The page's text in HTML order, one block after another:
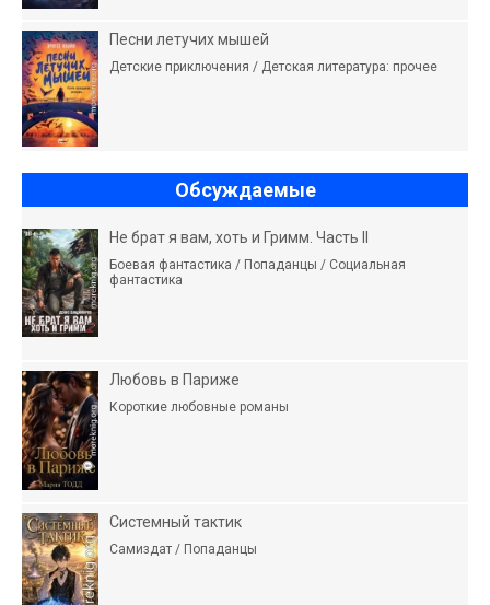
Песни летучих мышей
Детские приключения / Детская литература: прочее
Обсуждаемые
Не брат я вам, хоть и Гримм. Часть II
Боевая фантастика / Попаданцы / Социальная
фантастика
Любовь в Париже
Короткие любовные романы
Системный тактик
Самиздат / Попаданцы